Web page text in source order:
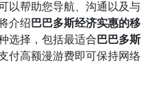
以帮助您导航、沟通以及与
介绍巴巴多斯经济实惠的移
选择，包括最适合巴巴多斯
付高额漫游费即可保持网络